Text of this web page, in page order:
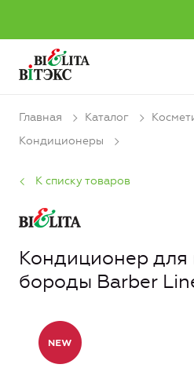
Главная Каталог
Кондиционеры
К списку товаров
Кондиционер для
бороды Barber